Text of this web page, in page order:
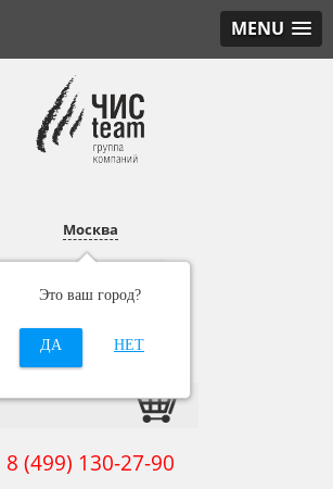
MENU
Москва
Это ваш город?
ДА НЕТ
8 (499) 130-27-90